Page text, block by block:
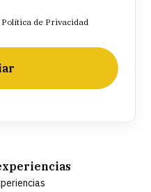
Política de Privacidad